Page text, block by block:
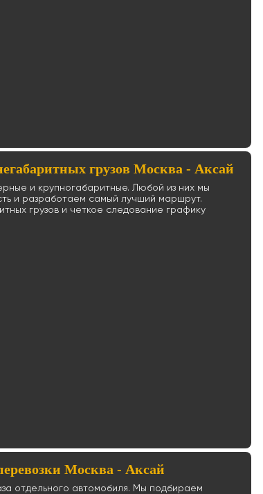
грузов Москва - Аксай
и крупногабаритные. Любой из них мы
и разработаем самый лучший маршрут.
грузов и четкое следование графику
Москва - Аксай
отдельного автомобиля. Мы подбираем